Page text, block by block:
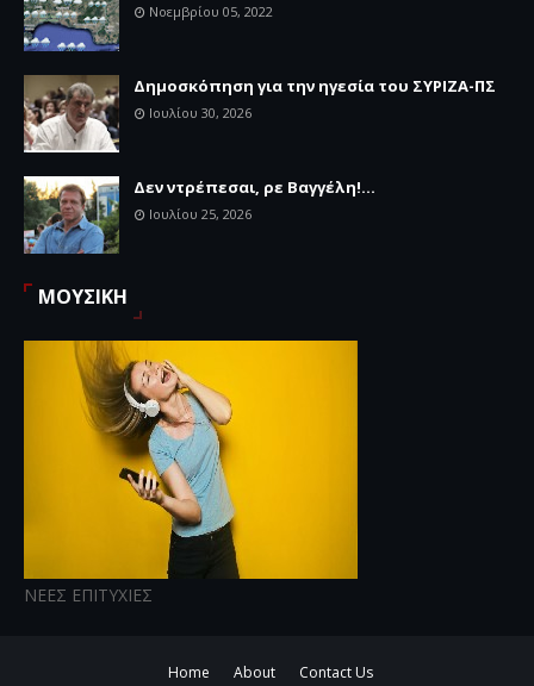
Νοεμβρίου 05, 2022
Δημοσκόπηση για την ηγεσία του ΣΥΡΙΖΑ-ΠΣ
Ιουλίου 30, 2026
Δεν ντρέπεσαι, ρε Βαγγέλη!...
Ιουλίου 25, 2026
ΜΟΥΣΙΚΗ
ΝΕΕΣ ΕΠΙΤΥΧΙΕΣ
Home About Contact Us